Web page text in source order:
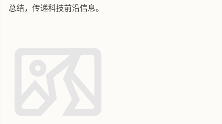
总结，传递科技前沿信息。